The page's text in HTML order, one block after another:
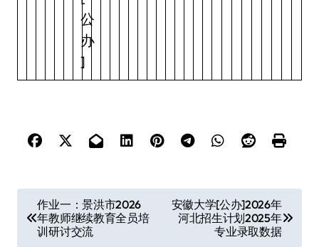
公
办
]
章
作业一：景洪市2026
年教师继续教育全员培
训研讨交流
安徽大学[公办]2026年
河北招生计划2025年
专业录取数据